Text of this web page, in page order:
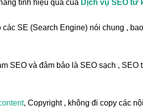
tính hiệu quả của Dịch vụ SEO từ
SE (Search Engine) nói chung ,
SEO và đảm bảo là SEO sạch , SEO
, Copyright , không đi copy các